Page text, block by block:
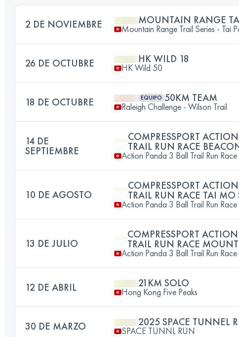
2 DE NOVIEMBRE MOUNTAIN RANGE
Mountain Range Trail Series - Tai
26 DE OCTUBRE HK WILD 18
HK Wild 50
18 DE OCTUBRE EQUIPO 50KM TEAM
Raleigh Challenge - Wilson Trail
14 DE
SEPTIEMBRE
COMPRESSPORT
TRAIL RUN RACE
Action Panda 3 Ball Trail Run Race
10 DE AGOSTO
COMPRESSPORT
TRAIL RUN RACE TAI MO
Action Panda 3 Ball Trail Run Race
13 DE JULIO
COMPRESSPORT
TRAIL RUN RACE MOUNT
Action Panda 3 Ball Trail Run Race
12 DE ABRIL 21KM SOLO
Hong Kong Five Peaks
30 DE MARZO 2025 SPACE TUNNEL
SPACE TUNNL RUN